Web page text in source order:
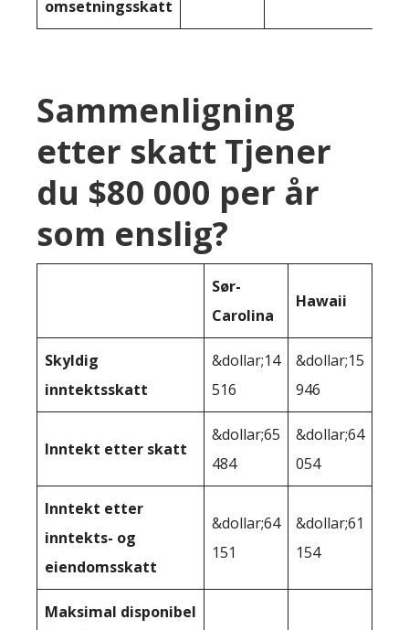
omsetningsskatt
Sammenligning
etter skatt Tjener
du $80 000 per år
som enslig?
Sør-
Carolina
Hawaii
Skyldig
inntektsskatt
&dollar;14
516
&dollar;15
946
Inntekt etter skatt
&dollar;65
484
&dollar;64
054
Inntekt etter
inntekts- og
eiendomsskatt
&dollar;64
151
&dollar;61
154
Maksimal disponibel